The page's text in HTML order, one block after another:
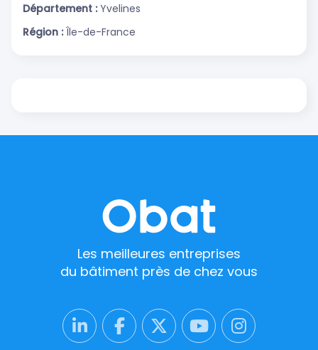
Département : Yvelines
Région : Île-de-France
Les meilleures entreprises
du bâtiment près de chez vous